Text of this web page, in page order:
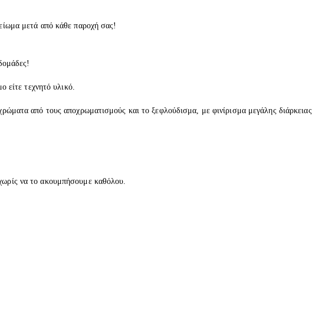
μετά από κάθε παροχή σας!
είτε τεχνητό υλικό.
από τους αποχρωματισμούς και το ξεφλούδισμα, με φινίρισμα μεγάλης διάρκειας.
να το ακουμπήσουμε καθόλου.